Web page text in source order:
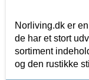
Norliving.dk er
de har et stort
sortiment
og den rustikke